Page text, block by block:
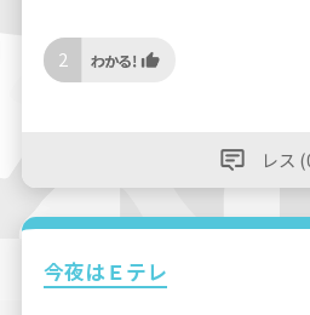
2
レス
今夜はＥテレ